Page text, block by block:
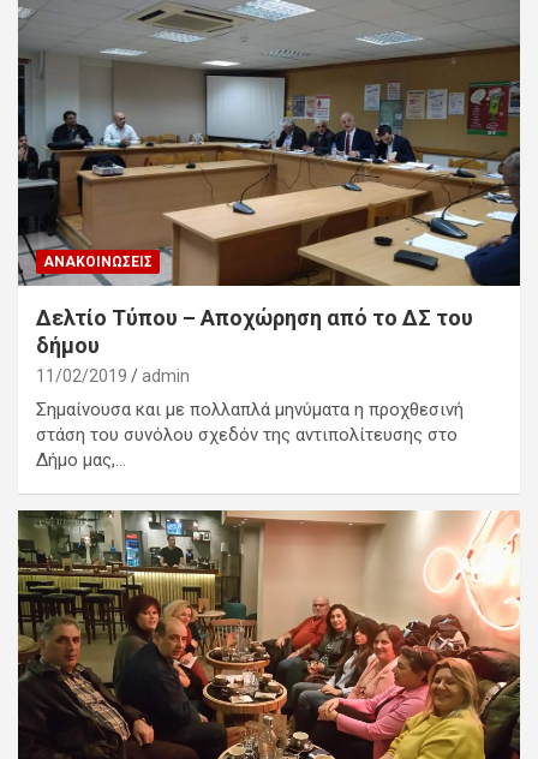
ΑΝΑΚΟΙΝΏΣΕΙΣ
Δελτίο Τύπου – Αποχώρηση από το ΔΣ του
δήμου
11/02/2019 admin
Σημαίνουσα και με πολλαπλά μηνύματα η προχθεσινή
στάση του συνόλου σχεδόν της αντιπολίτευσης στο
Δήμο μας,…